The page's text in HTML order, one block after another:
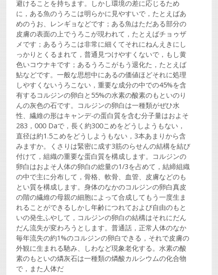
避けることを持ちます。しかし環境の差に応じるため
に，ある魚のうろこは明らかに見やすいで，たとえばあ
めのうお、レンギョなどです；ある魚はただある部分の
皮膚の表面の上でうろこが現われて，たとえばチョゥザ
メです；あるうろこは非常に細くてそれにねんえきにし
っかりとくるまれて，普通見つけやすくないで，もし黄
色いコウナキです；あるうろこがもう退化た，たとえば
鮎などです。一般な思想中にあるの価値ほどそれに処理
しやすくないうろこない，重要な成分の中での45%を含
有するコルジンの卵白と55%の水素の酸素のもといのり
んの灰色の石です。コルジンの卵白は一種類がぜひ水
性、繊維の形はキャンデ-の蛋白質を含む分子量はおよそ
283，000 Daで，長く約300こめをどうしようもない，
直径は約1.5こめをどうしようもない，3本あまりから含
みますか。くさりは緊密に成す3筋のらせんの結構を結び
付けて，組織の重要な蛋白質を構成します。コルジンの
卵白はおよそ人体の卵白の総量の1/3を占めて，結締組織
の中で主に分布して，骨格、軟骨、血管、皮膚などのも
とい質を構成します。身体のなかのコルジンの卵白真皮
の階の繊維の母親の細胞によって合成してもう一度生ま
れることができるしかし年齢につれておよび自由のもと
いの発生ふやして，コルジンの卵白の結構はそれにだん
だん流失が変わろうとします。普通話，正常人体のなか
毎年流失の約1%のコルジンの卵白できる，それで皮膚の
外観に生まれる馳み、しわなど現象老化する。水素の酸
素のもといの燐灰石は一種類の燐酸カルシウムの化合物
で，また人体だ